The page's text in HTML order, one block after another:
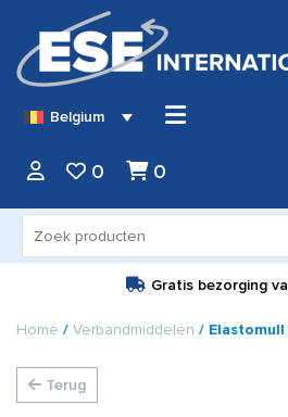
Belgium
0 0
naar:
Gratis bezorging
Home / Verbandmiddelen /
Terug